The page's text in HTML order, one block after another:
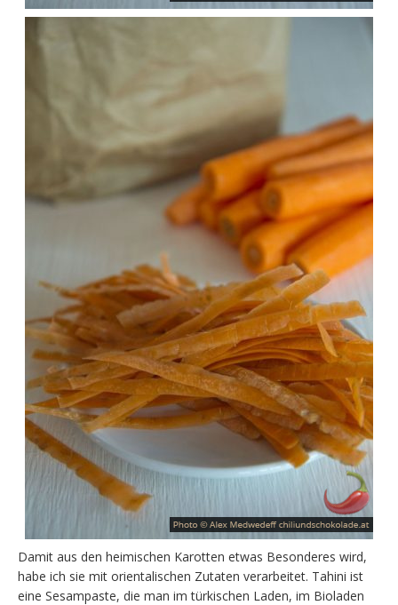
Damit aus den heimischen Karotten etwas Besonderes wird,
habe ich sie mit orientalischen Zutaten verarbeitet. Tahini ist
eine Sesampaste, die man im türkischen Laden, im Bioladen